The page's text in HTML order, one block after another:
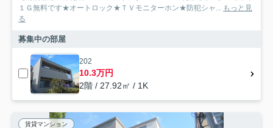
１Ｇ無料です★オートロック★ＴＶモニターホン★防犯シャ... もっと見
る
募集中の部屋
202
10.3万円
2階 / 27.92㎡ / 1K
賃貸マンション